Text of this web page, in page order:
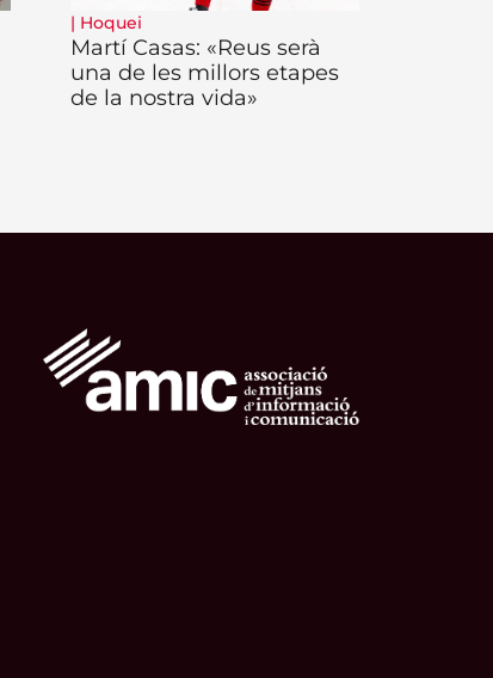
| Hoquei
Martí Casas: «Reus serà
una de les millors etapes
de la nostra vida»